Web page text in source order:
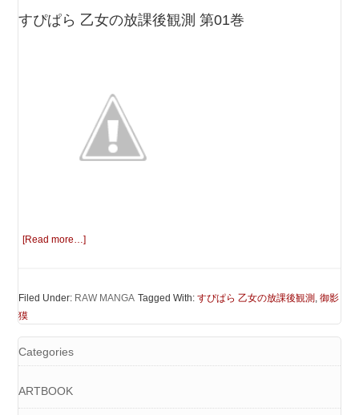
すぴぱら 乙女の放課後観測 第01巻
[Read more…]
Filed Under: RAW MANGA Tagged With:すぴぱら 乙女の放課後観測 ,御影
獏
Categories
ARTBOOK